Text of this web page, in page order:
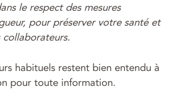
le respect des mesures
pour préserver votre santé et
habituels restent bien entendu à
pour toute information.